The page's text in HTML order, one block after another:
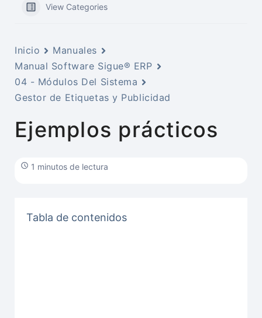
View Categories
Inicio
Manuales
Manual Software Sigue® ERP
04 - Módulos Del Sistema
Gestor de Etiquetas y Publicidad
Ejemplos prácticos
1 minutos de lectura
Tabla de contenidos